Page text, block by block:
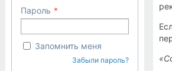
Пароль
Запомнить меня
Забыли пароль?